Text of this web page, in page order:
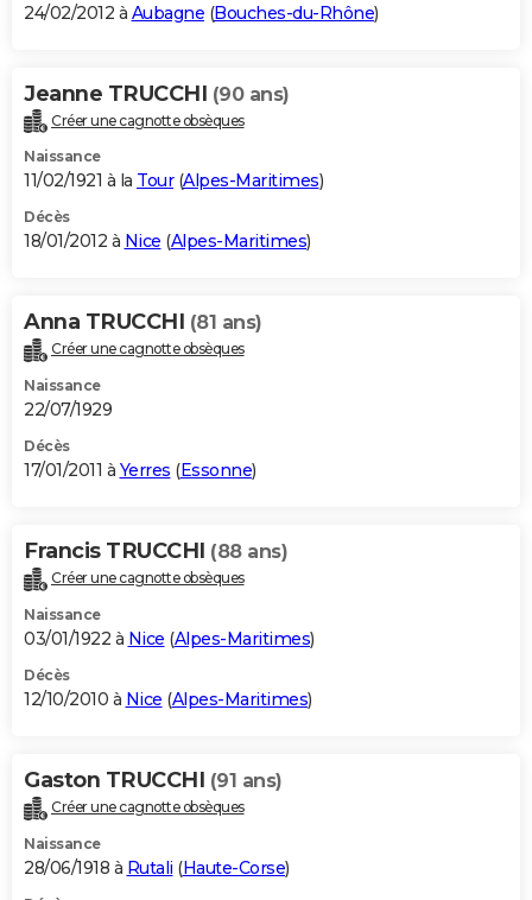
24/02/2012 à Aubagne (Bouches-du-Rhône)
Jeanne TRUCCHI (90 ans)
Créer une cagnotte obsèques
Naissance
11/02/1921 à la Tour(Alpes-Maritimes)
Décès
18/01/2012 à Nice (Alpes-Maritimes)
Anna TRUCCHI (81 ans)
Créer une cagnotte obsèques
Naissance
22/07/1929
Décès
17/01/2011 à Yerres (Essonne)
Francis TRUCCHI (88 ans)
Créer une cagnotte obsèques
Naissance
03/01/1922 à Nice (Alpes-Maritimes)
Décès
12/10/2010 à Nice (Alpes-Maritimes)
Gaston TRUCCHI (91 ans)
Créer une cagnotte obsèques
Naissance
28/06/1918 à Rutali (Haute-Corse)